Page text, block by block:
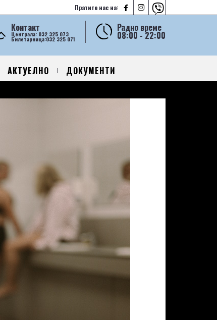
Пратите нас на:   
Радно време
08:00 - 22:00
Контакт
Централа: 032 325 073
Билетарница:032 325 071
АКТУЕЛНО ДОКУМЕНТИ